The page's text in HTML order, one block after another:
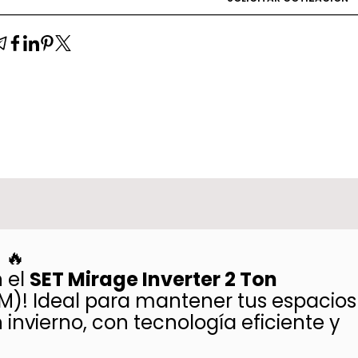
🔥
el SET Mirage Inverter 2 Ton
Ideal para mantener tus espacios
con tecnología eficiente y